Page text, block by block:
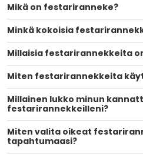
Mikä on festariranneke?
Minkä kokoisia
Millaisia festarirannekkeita
Miten festarirannekkeita
Millainen lukko minun
festarirannekkeilleni?
Miten valita oikeat
tapahtumaasi?